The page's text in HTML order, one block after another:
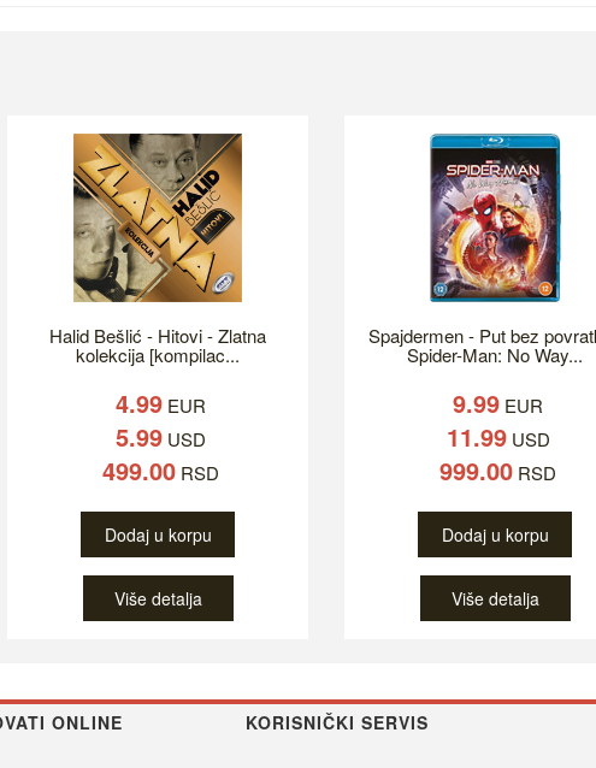
Halid Bešlić - Hitovi - Zlatna
kolekcija [kompilac...
4.99 EUR
5.99 USD
499.00 RSD
Dodaj u korpu
Više detalja
Spajdermen - Put bez
Spider-Man: No Way...
9.99 EUR
11.99USD
999.00 RSD
Dodaj u korpu
Više detalja
ONLINE KORISNIČKI SERVIS